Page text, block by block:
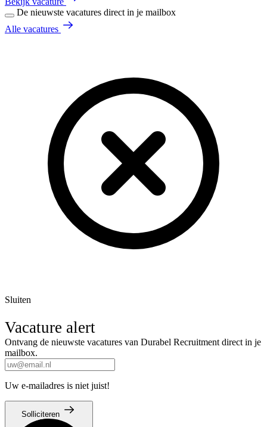
De nieuwste vacatures direct in je mailbox
Alle vacatures
Sluiten
Vacature alert
Ontvang de nieuwste vacatures van Durabel Recruitment direct in je
mailbox.
Uw e-mailadres is niet juist!
Solliciteren